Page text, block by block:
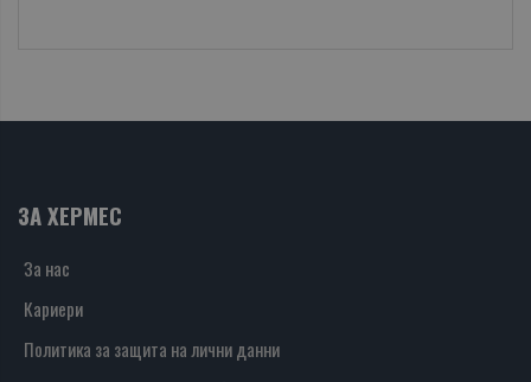
ЗА ХЕРМЕС
За нас
Кариери
Политика за защита на лични данни